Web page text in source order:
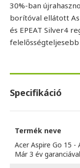
30%-ban
borítóval ellátott
és EPEAT Silver4
Specifikáció
Termék neve
Acer Aspire Go 15 -
Már 3 év